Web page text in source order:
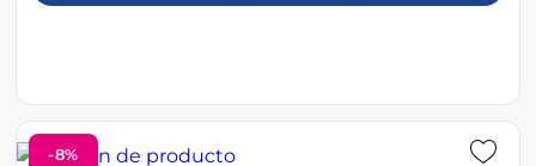
-8%